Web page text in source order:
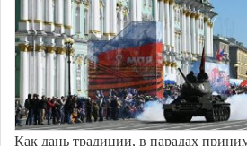
Как дань традиции, в парадах